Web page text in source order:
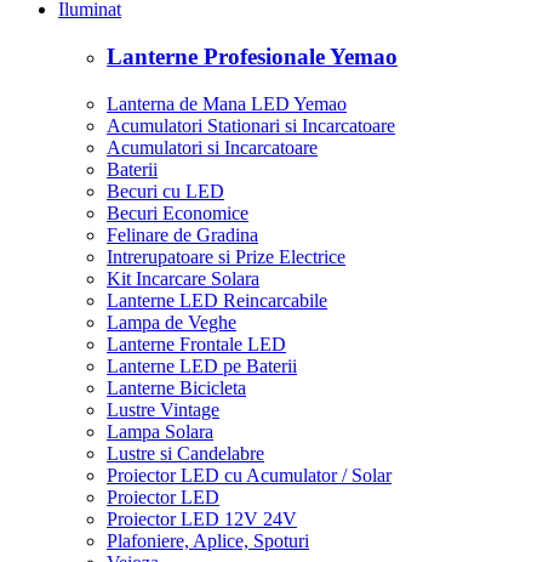
Iluminat
Lanterne Profesionale Yemao
Lanterna de Mana LED Yemao
Acumulatori Stationari si Incarcatoare
Acumulatori si Incarcatoare
Baterii
Becuri cu LED
Becuri Economice
Felinare de Gradina
Intrerupatoare si Prize Electrice
Kit Incarcare Solara
Lanterne LED Reincarcabile
Lampa de Veghe
Lanterne Frontale LED
Lanterne LED pe Baterii
Lanterne Bicicleta
Lustre Vintage
Lampa Solara
Lustre si Candelabre
Proiector LED cu Acumulator / Solar
Proiector LED
Proiector LED 12V 24V
Plafoniere, Aplice, Spoturi